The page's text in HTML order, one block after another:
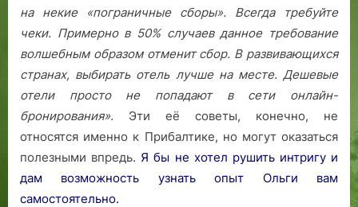
на некие «пограничные сборы». Всегда требуйте
чеки. Примерно в 50% случаев данное требование
волшебным образом отменит сбор. В развивающихся
странах, выбирать отель лучше на месте. Дешевые
отели просто не попадают в сети онлайн-
бронирования». Эти её советы, конечно, не
относятся именно к Прибалтике, но могут оказаться
полезными впредь. Я бы не хотел рушить интригу и
дам возможность узнать опыт Ольги вам
самостоятельно.